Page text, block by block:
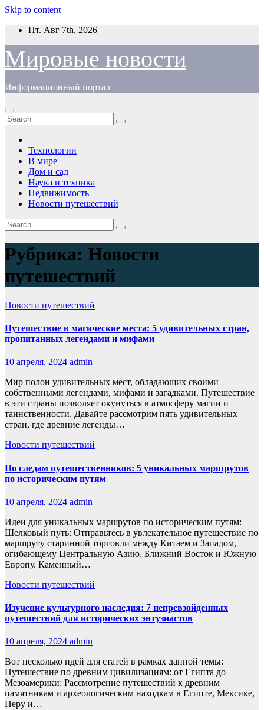
Skip to content
Пт. Авг 7th, 2026
Мировые новости
Информационный портал
Технологии
В мире
Дом и сад
Наука и техника
Недвижимость
Новости путешествий
Рубрика: Новости
путешествий
Новости путешествий
Путешествие в магические места: 5 удивительных стран,
пропитанных легендами и мифами
10 апреля, 2024 admin
Мир полон удивительных мест, обладающих своими
собственными легендами, мифами и загадками. Путешествие
в эти страны позволяет окунуться в атмосферу магии и
таинственности. Давайте рассмотрим пять удивительных
стран, где древние легенды…
Новости путешествий
По следам путешественников: 5 уникальных маршрутов
по историческим путям
10 апреля, 2024 admin
Идеи для уникальных маршрутов по историческим путям:
Шелковый путь: Отправьтесь в увлекательное путешествие по
маршруту старинной торговли между Китаем и Западом,
огибающему Центральную Азию, Ближний Восток и Южную
Европу. Каменный…
Новости путешествий
Изучение культурного наследия: 7 непревзойденных
путешествий для исторических энтузиастов
10 апреля, 2024 admin
Вот несколько идей для статей в рамках данной темы:
Путешествие по древним цивилизациям: от Египта до
Мезоамерики: Рассмотрение путешествий к древним
памятникам и археологическим находкам в Египте, Мексике,
Перу и…